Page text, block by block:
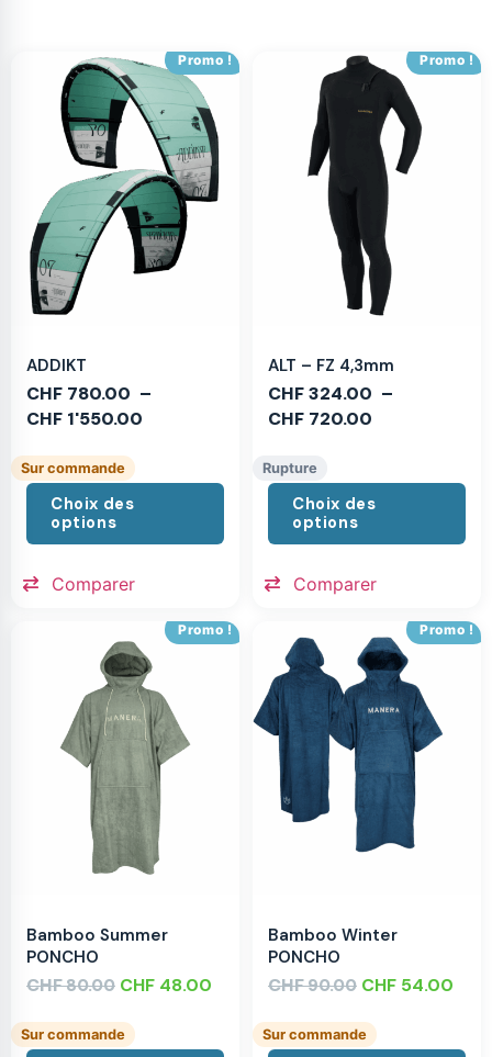
Promo !
ADDIKT
CHF 780.00 –
CHF 1'550.00
Sur commande
Choix des
options
Comparer
Promo !
ALT – FZ 4,3mm
CHF324.00 –
CHF 720.00
Rupture
Choix des
options
Comparer
Promo !
Bamboo Summer
PONCHO
CHF80.00 CHF 48.00
Sur commande
Promo !
Bamboo Winter
PONCHO
CHF90.00 CHF 54.00
Sur commande